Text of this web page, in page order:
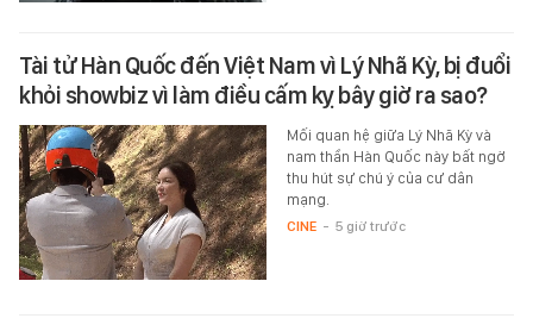
Tài tử Hàn Quốc đến Việt Nam vì Lý Nhã Kỳ, bị đuổi
khỏi showbiz vì làm điều cấm kỵ bây giờ ra sao?
Mối quan hệ giữa Lý Nhã Kỳ và
nam thần Hàn Quốc này bất ngờ
thu hút sự chú ý của cư dân
mạng.
CINE - 5 giờ trước